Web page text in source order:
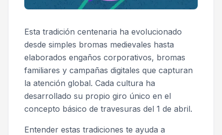
Esta tradición centenaria ha evolucionado
desde simples bromas medievales hasta
elaborados engaños corporativos, bromas
familiares y campañas digitales que capturan
la atención global. Cada cultura ha
desarrollado su propio giro único en el
concepto básico de travesuras del 1 de abril.
Entender estas tradiciones te ayuda a